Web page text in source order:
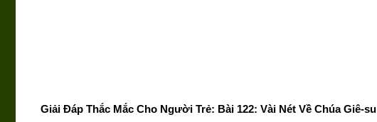
Giải Đáp Thắc Mắc Cho Người Trẻ: Bài 122: Vài Nét Về Chúa Giê-su